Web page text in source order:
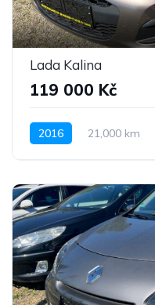
Lada Kalina
119 000 Kč
2016 21,000 km